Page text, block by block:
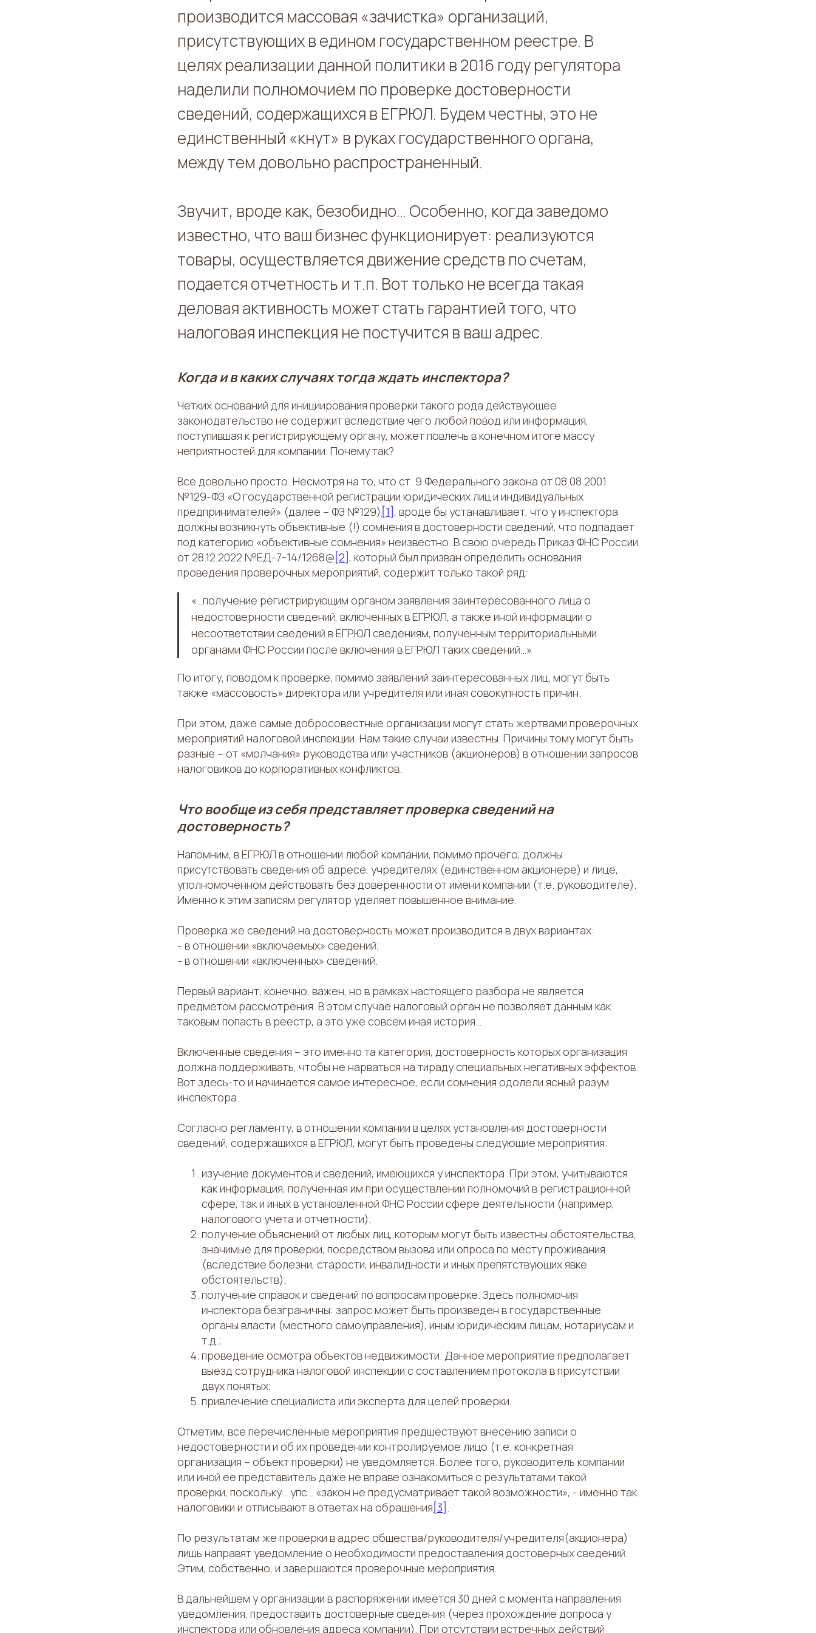
производится массовая «зачистка» организаций,
присутствующих в едином государственном реестре. В
целях реализации данной политики в 2016 году регулятора
наделили полномочием по проверке достоверности
сведений, содержащихся в ЕГРЮЛ. Будем честны, это не
единственный «кнут» в руках государственного органа,
между тем довольно распространенный.
Звучит, вроде как, безобидно… Особенно, когда заведомо
известно, что ваш бизнес функционирует: реализуются
товары, осуществляется движение средств по счетам,
подается отчетность и т.п. Вот только не всегда такая
деловая активность может стать гарантией того, что
налоговая инспекция не постучится в ваш адрес.
Когда и в каких случаях тогда ждать инспектора?
Четких оснований для инициирования проверки такого рода действующее
законодательство не содержит вследствие чего любой повод или информация,
поступившая к регистрирующему органу, может повлечь в конечном итоге массу
неприятностей для компании. Почему так?
Все довольно просто. Несмотря на то, что ст. 9 Федерального закона от 08.08.2001
№129-ФЗ «О государственной регистрации юридических лиц и индивидуальных
предпринимателей» (далее – ФЗ №129) [1], вроде бы устанавливает, что у инспектора
должны возникнуть объективные (!) сомнения в достоверности сведений, что подпадает
под категорию «объективные сомнения» неизвестно. В свою очередь Приказ ФНС России
от 28.12.2022 №ЕД-7-14/1268@[2], который был призван определить основания
проведения проверочных мероприятий, содержит только такой ряд:
«…получение регистрирующим органом заявления заинтересованного лица о
недостоверности сведений, включенных в ЕГРЮЛ, а также иной информации о
несоответствии сведений в ЕГРЮЛ сведениям, полученным территориальными
органами ФНС России после включения в ЕГРЮЛ таких сведений…»
По итогу, поводом к проверке, помимо заявлений заинтересованных лиц, могут быть
также «массовость» директора или учредителя или иная совокупность причин.
При этом, даже самые добросовестные организации могут стать жертвами проверочных
мероприятий налоговой инспекции. Нам такие случаи известны. Причины тому могут быть
разные – от «молчания» руководства или участников (акционеров) в отношении запросов
налоговиков до корпоративных конфликтов.
Что вообще из себя представляет проверка сведений на
достоверность?
Напомним, в ЕГРЮЛ в отношении любой компании, помимо прочего, должны
присутствовать сведения об адресе, учредителях (единственном акционере) и лице,
уполномоченном действовать без доверенности от имени компании (т.е. руководителе).
Именно к этим записям регулятор уделяет повышенное внимание.
Проверка же сведений на достоверность может производится в двух вариантах:
- в отношении «включаемых» сведений;
- в отношении «включенных» сведений.
Первый вариант, конечно, важен, но в рамках настоящего разбора не является
предметом рассмотрения. В этом случае налоговый орган не позволяет данным как
таковым попасть в реестр, а это уже совсем иная история…
Включенные сведения – это именно та категория, достоверность которых организация
должна поддерживать, чтобы не нарваться на тираду специальных негативных эффектов.
Вот здесь-то и начинается самое интересное, если сомнения одолели ясный разум
инспектора.
Согласно регламенту, в отношении компании в целях установления достоверности
сведений, содержащихся в ЕГРЮЛ, могут быть проведены следующие мероприятия:
изучение документов и сведений, имеющихся у инспектора. При этом, учитываются
как информация, полученная им при осуществлении полномочий в регистрационной
сфере, так и иных в установленной ФНС России сфере деятельности (например,
налогового учета и отчетности);
получение объяснений от любых лиц, которым могут быть известны обстоятельства,
значимые для проверки, посредством вызова или опроса по месту проживания
(вследствие болезни, старости, инвалидности и иных препятствующих явке
обстоятельств);
получение справок и сведений по вопросам проверке. Здесь полномочия
инспектора безграничны: запрос может быть произведен в государственные
органы власти (местного самоуправления), иным юридическим лицам, нотариусам и
т.д.;
проведение осмотра объектов недвижимости. Данное мероприятие предполагает
выезд сотрудника налоговой инспекции с составлением протокола в присутствии
двух понятых;
привлечение специалиста или эксперта для целей проверки.
Отметим, все перечисленные мероприятия предшествуют внесению записи о
недостоверности и об их проведении контролируемое лицо (т.е. конкретная
организация – объект проверки) не уведомляется. Более того, руководитель компании
или иной ее представитель даже не вправе ознакомиться с результатами такой
проверки, поскольку… упс… «закон не предусматривает такой возможности», - именно так
налоговики и отписывают в ответах на обращения[3]
По результатам же проверки в адрес общества/руководителя/учредителя(акционера)
лишь направят уведомление о необходимости предоставления достоверных сведений.
Этим, собственно, и завершаются проверочные мероприятия.
В дальнейшем у организации в распоряжении имеется 30 дней с момента направления
уведомления, предоставить достоверные сведения (через прохождение допроса у
инспектора или обновления адреса компании). При отсутствии встречных действий